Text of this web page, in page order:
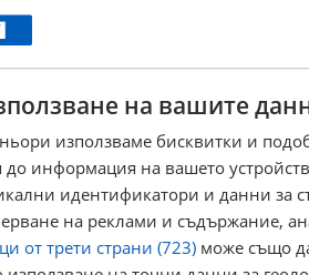
Харесвания: 1
за участие в крупна измама в Италия
Харесвания: 0
полиция" в Пловдив
на вашите
използваме бисквитки и
до информация на вашето
идентификатори и данни за
на реклами и съдържание,
от трети страни (723) може също